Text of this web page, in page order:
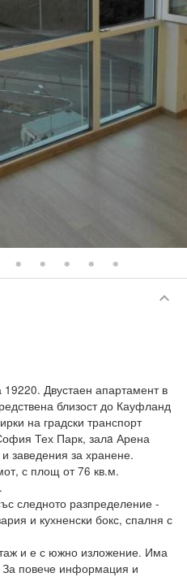
keyboard_arrow_down
Двустаен апартамент в
близост до Кауфланд
на градски транспорт
Тех Парк, залa Арена
заведения за хранене.
с площ от 76 кв.м.
следното разпределение -
и кухненски бокс, спалня с
и е с южно изложение. Има
За повече информация и